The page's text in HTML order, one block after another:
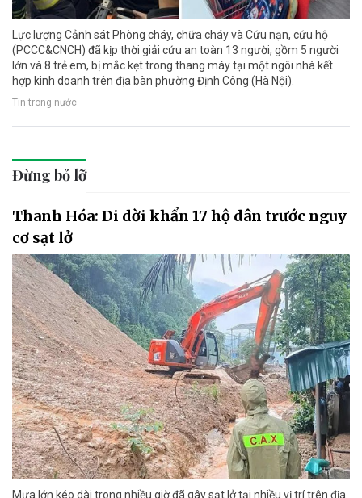
Lực lượng Cảnh sát Phòng cháy, chữa cháy và Cứu nạn, cứu hộ
(PCCC&CNCH) đã kịp thời giải cứu an toàn 13 người, gồm 5 người
lớn và 8 trẻ em, bị mắc kẹt trong thang máy tại một ngôi nhà kết
hợp kinh doanh trên địa bàn phường Định Công (Hà Nội).
Tin trong nước
Đừng bỏ lỡ
Thanh Hóa: Di dời khẩn 17 hộ dân trước nguy
cơ sạt lở
Mưa lớn kéo dài trong nhiều giờ đã gây sạt lở tại nhiều vị trí trên địa